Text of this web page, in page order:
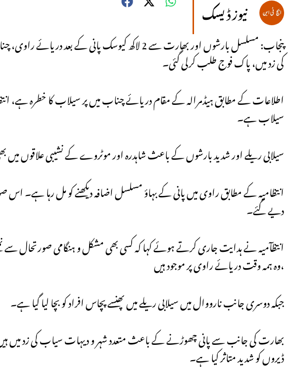
نیوز ڈیسک
پنجاب: مسلسل بارشوں اور بھارت سے 2 لاکھ کیوسک
کی زد میں، پاک فوج طلب کرلی گئی۔
اطلاعات کے مطابق ہیڈمرالہ کے مقام دریائے چناب میں پر سیلاب کا خطرہ ہے،
سیلاب ہے۔
سیلابی ریلے اور شدید بارشوں کے باعث شاہدرہ اور موٹروے کے نشیبی علاقوں
انتظامیہ کے مطابق راوی میں پانی کے بہاؤ مسلسل اضافہ دیکھنے کو مل رہا ہے۔
دیے گئے۔
وہ ہمہ وقت دریائے راوی پر موجود ہیں،
جبکہ دوسری جانب نارووال میں سیلابی ریلے میں پھنسے پچاس افراد کو بچا لیا گیا ہے۔
بھارت کی جانب سے پانی چھوڑنے کے باعث متعدد شہر و دیہات سیاب کی زد میں
ڈیروں کو شدید متاثر کیا ہے۔